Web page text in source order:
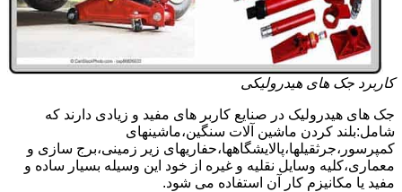
کاربرد جک های هیدرولیکی
جک های هیدرولیک در صنایع کاربر های مفید و زیادی دارند که
شامل:بلند کردن ماشین آلات سنگین،ماشینهای
کمپرسور،جرثقیلها،پالایشگاهها،حفاریهای زیر زمینی،برج سازی و
معماری،کلیه وسایل نقلیه و غیره از خود این وسیله بسیار ساده و
مفید یا مکانیزم کار آن استفاده می شود.